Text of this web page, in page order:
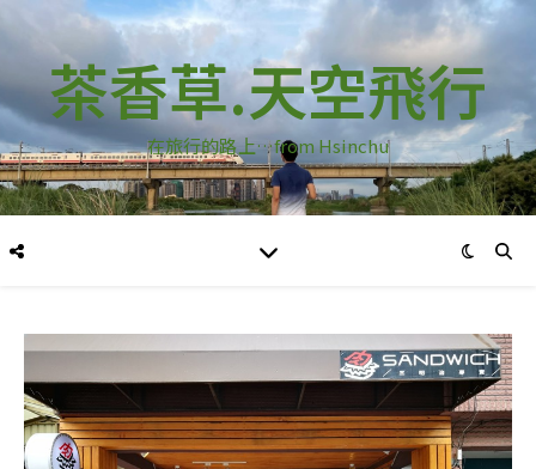
茶香草.天空飛行
在旅行的路上…from Hsinchu